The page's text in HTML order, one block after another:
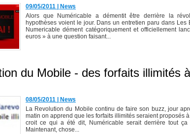
09/05/2011
News
Alors que Numéricable a démentit être derrière la
hypothèses voient le jour. Dans un entretien paru dans Les
Numericable dément catégoriquement et officiellement
euros » à une question faisant...
du Mobile - des forfaits illimités
08/05/2011
News
La Revolution du Mobile continu de faire son buzz, jour
matin on apprend que les forfaits illimités seraient proposés
croit ce qui a été dit, Numéricable serait derrière tout ça
Maintenant, chose...